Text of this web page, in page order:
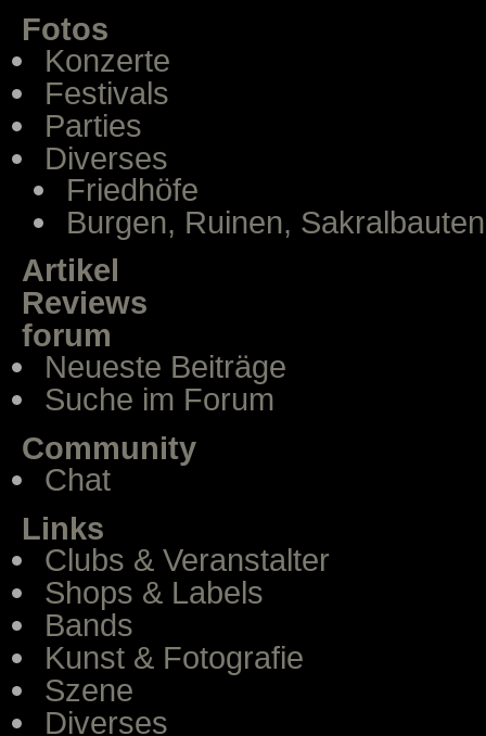
Fotos
Konzerte
Festivals
Parties
Diverses
Friedhöfe
Burgen, Ruinen, Sakralbauten
Artikel
Reviews
forum
Neueste Beiträge
Suche im Forum
Community
Chat
Links
Clubs & Veranstalter
Shops & Labels
Bands
Kunst & Fotografie
Szene
Diverses